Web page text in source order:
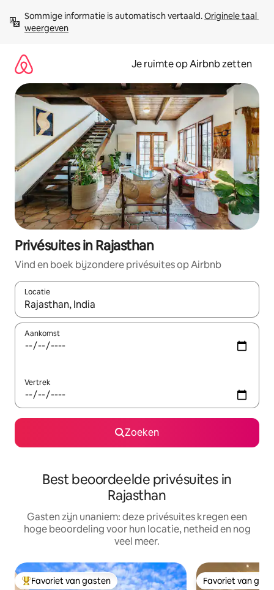
direct
naar
Sommige informatie is automatisch vertaald. Originele taal
weergeven
Je ruimte op Airbnb zetten
Privésuites in Rajasthan
Vind en boek bijzondere privésuites op Airbnb
Locatie
Wanneer er suggesties beschikbaar zijn, maak je een keuze
Aankomst
Vertrek
Zoeken
Best beoordeelde privésuites in
Rajasthan
Gasten zijn unaniem: deze privésuites kregen een
hoge beoordeling voor hun locatie, netheid en nog
veel meer.
Topfavoriet van gasten
Favoriet van gasten Favoriet van
Favoriet van